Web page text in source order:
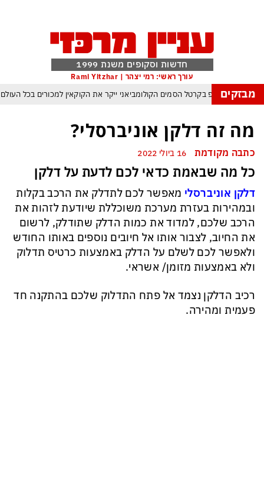
חדשות וסקופים משנת 1999
עורך ראשי: רמי יצהר | Rami Yitzhar
מבזקים
מלחמת טראמפ בקרטל הסמים הקולומביאני ייקר את הקוקאין למכורים בכל העולם
ארדואן, בן סלמן ופקיסטן נחתמה בקריאה לעולם המוסלמי כולו להתאחד נגד ישראל
נכנס לעידן המסוכן ביותר זה עשרות שנים – ובריטניה עלולה לשלם מחיר כבד
עומאן לגבי תפעול משותף של מצר הורמוז – אם טראמפ יאשר המלחמה תסתיים
מי היה מאמין שבאר שבע תנצח את הכוכב האדום?
ומיירטים להגנה – טראמפ נשאר רק עם ציוצי האיום המגוחכים שלא מזיזים לטהרן
מה זה דלקן אוניברסלי?
כתבה מקודמת
כל מה שבאמת כדאי לכם לדעת על דלקן
דלקן אוניברסלי מאפשר לכם לתדלק את הרכב בקלות
ובמהירות בעזרת מערכת משוכללת שיודעת לזהות את
הרכב שלכם, למדוד את כמות הדלק שתודלק, לרשום
את החיוב, לצבור אותו אל חיובים נוספים באותו החודש
ולאפשר לכם לשלם על הדלק באמצעות כרטיס תדלוק
ולא באמצעות מזומן/ אשראי.
רכיב הדלקן נצמד אל פתח התדלוק שלכם בהתקנה חד
פעמית ומהירה.